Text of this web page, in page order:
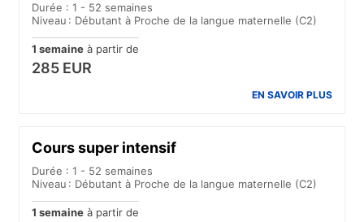
Durée : 1 - 52 semaines
Niveau : Débutant à Proche de la langue maternelle (C2)
1 semaine à partir de
285 EUR
EN SAVOIR PLUS
Cours super intensif
Durée : 1 - 52 semaines
Niveau : Débutant à Proche de la langue maternelle (C2)
1 semaine à partir de